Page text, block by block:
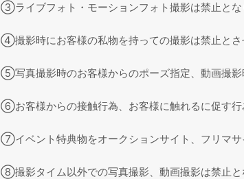
③ライブフォト・モーションフォト撮影は禁止とな
④撮影時にお客様の私物を持っての撮影は禁止とさ
⑤写真撮影時のお客様からのポーズ指定、動画撮影
⑥お客様からの接触行為、お客様に触れるに促す行
⑦イベント特典物をオークションサイト、フリマサ
⑧撮影タイム以外での写真撮影、動画撮影は禁止と